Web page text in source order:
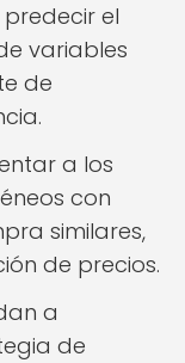
el
variables
de
a los
con
similares,
de precios.
a
de